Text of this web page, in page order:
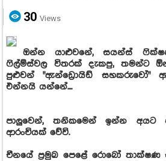
30 Views
ඔන්න යාළුවනේ, සයන්ස් ෆික්ෂන්
ෆිල්ම්ස්වල විතරක් දැකපු, තමන්ට
පුළුවන් "ඇන්ඩ්‍රොයිඩ් සහකරුවෝ"
එන්නයි යන්නේ....
පාලුවෙන්, තනිකමෙන් ඉන්න
ආරංචියක් වේවි.
චීනයේ ප්‍රමුඛ පෙළේ රොබෝ තාක්ෂණ